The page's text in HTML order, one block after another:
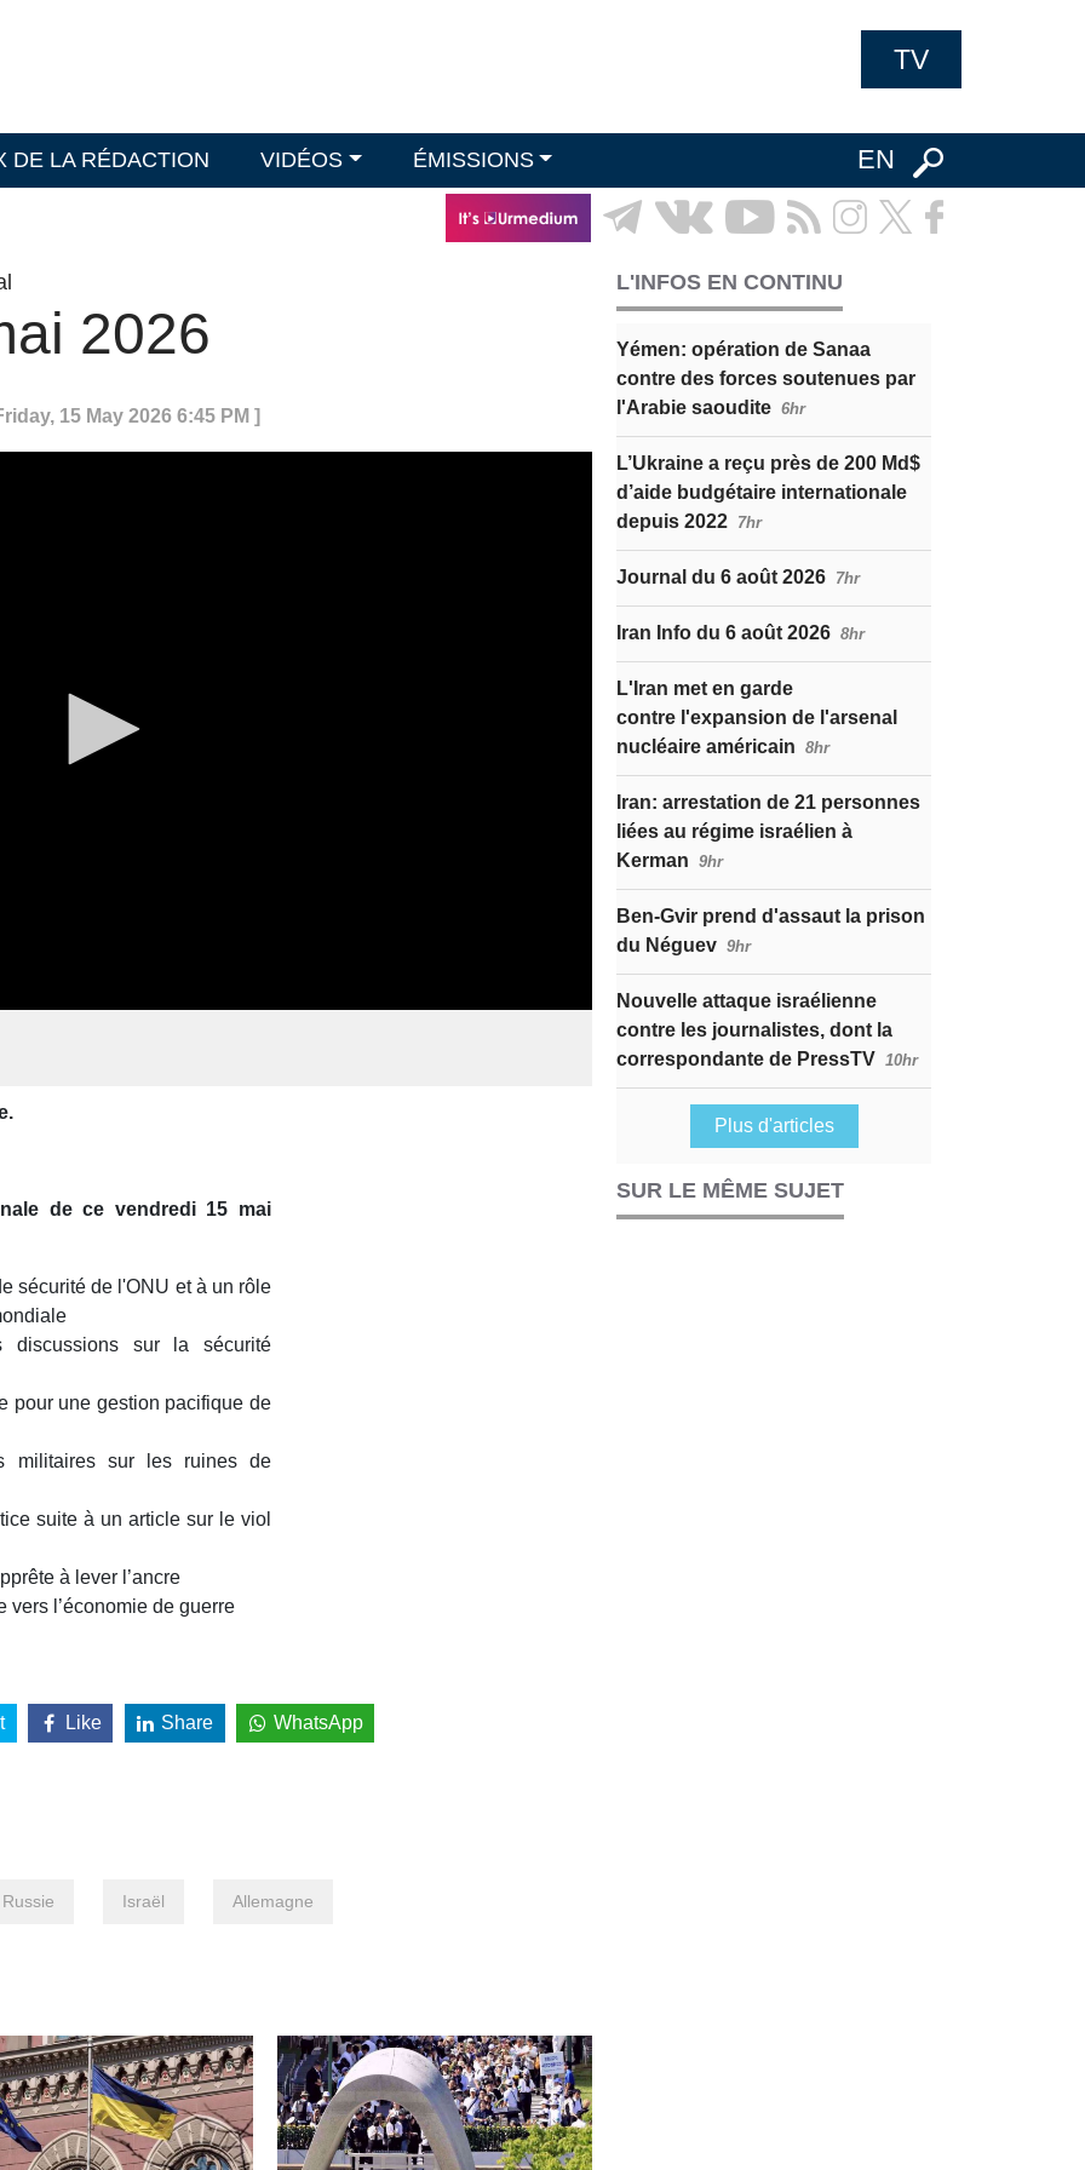
TV
DE LA RÉDACTION VIDÉOS ÉMISSIONS EN
2026
15 May 2026 6:45 PM ]
de ce vendredi 15 mai
sécurité de l'ONU et à un rôle
discussions sur la sécurité
pour une gestion pacifique de
militaires sur les ruines de
suite à un article sur le viol
à lever l’ancre
vers l’économie de guerre
Like Share WhatsApp
Russie Israël Allemagne
L'INFOS EN CONTINU
Yémen: opération de Sanaa
contre des forces soutenues par
l'Arabie saoudite 6hr
L’Ukraine a reçu près de 200 Md$
d’aide budgétaire internationale
depuis 2022 7hr
Journal du 6 août 2026 7hr
Iran Info du 6 août 2026 8hr
L'Iran met en garde
contre l'expansion de l'arsenal
nucléaire américain 8hr
Iran: arrestation de 21 personnes
liées au régime israélien à
Kerman 9hr
Ben-Gvir prend d'assaut la prison
du Néguev 9hr
Nouvelle attaque israélienne
contre les journalistes, dont la
correspondante de PressTV 10hr
Plus d'articles
SUR LE MÊME SUJET